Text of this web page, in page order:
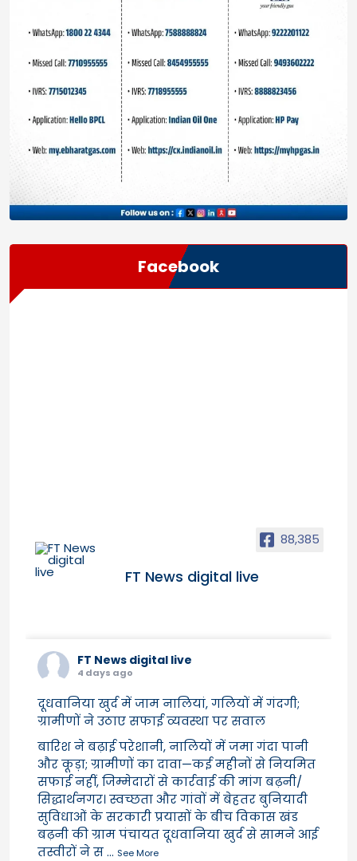
Facebook
88,385
FT News digital live
FT News digital live
4 days ago
दूधवानिया खुर्द में जाम नालियां, गलियों में गंदगी;
ग्रामीणों ने उठाए सफाई व्यवस्था पर सवाल
बारिश ने बढ़ाई परेशानी, नालियों में जमा गंदा पानी
और कूड़ा; ग्रामीणों का दावा—कई महीनों से नियमित
सफाई नहीं, जिम्मेदारों से कार्रवाई की मांग बढ़नी/
सिद्धार्थनगर। स्वच्छता और गांवों में बेहतर बुनियादी
सुविधाओं के सरकारी प्रयासों के बीच विकास खंड
बढ़नी की ग्राम पंचायत दूधवानिया खुर्द से सामने आई
तस्वीरों ने स... See More